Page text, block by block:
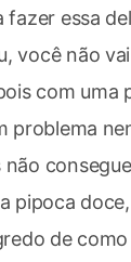
fazer essa
você não
com uma
problema
não
pipoca
de